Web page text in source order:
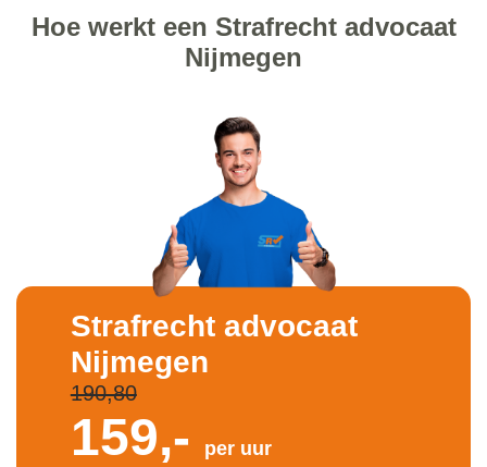
Hoe werkt een Strafrecht advocaat
Nijmegen
Strafrecht advocaat
Nijmegen
190,80
159,- per uur